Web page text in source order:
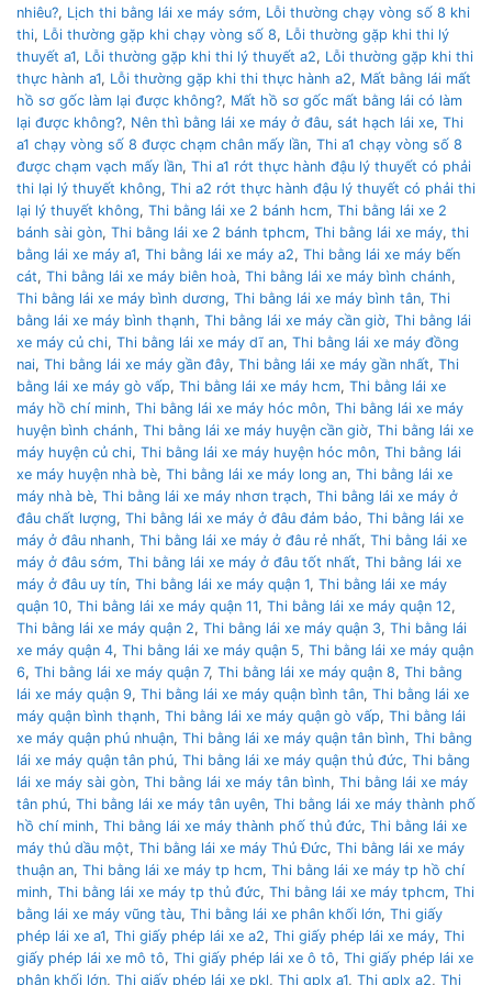
nhiêu?, Lịch thi bằng lái xe máy sớm, Lỗi thường chạy vòng số 8 khi
thi, Lỗi thường gặp khi chạy vòng số 8, Lỗi thường gặp khi thi lý
thuyết a1, Lỗi thường gặp khi thi lý thuyết a2, Lỗi thường gặp khi thi
thực hành a1, Lỗi thường gặp khi thi thực hành a2, Mất bằng lái mất
hồ sơ gốc làm lại được không?, Mất hồ sơ gốc mất bằng lái có làm
lại được không?, Nên thì bằng lái xe máy ở đâu, sát hạch lái xe, Thi
a1 chạy vòng số 8 được chạm chân mấy lần, Thi a1 chạy vòng số 8
được chạm vạch mấy lần, Thi a1 rớt thực hành đậu lý thuyết có phải
thi lại lý thuyết không, Thi a2 rớt thực hành đậu lý thuyết có phải thi
lại lý thuyết không, Thi bằng lái xe 2 bánh hcm, Thi bằng lái xe 2
bánh sài gòn, Thi bằng lái xe 2 bánh tphcm, Thi bằng lái xe máy, thi
bằng lái xe máy a1, Thi bằng lái xe máy a2, Thi bằng lái xe máy bến
cát, Thi bằng lái xe máy biên hoà, Thi bằng lái xe máy bình chánh,
Thi bằng lái xe máy bình dương, Thi bằng lái xe máy bình tân, Thi
bằng lái xe máy bình thạnh, Thi bằng lái xe máy cần giờ, Thi bằng lái
xe máy củ chi, Thi bằng lái xe máy dĩ an, Thi bằng lái xe máy đồng
nai, Thi bằng lái xe máy gần đây, Thi bằng lái xe máy gần nhất, Thi
bằng lái xe máy gò vấp, Thi bằng lái xe máy hcm, Thi bằng lái xe
máy hồ chí minh, Thi bằng lái xe máy hóc môn, Thi bằng lái xe máy
huyện bình chánh, Thi bằng lái xe máy huyện cần giờ, Thi bằng lái xe
máy huyện củ chi, Thi bằng lái xe máy huyện hóc môn, Thi bằng lái
xe máy huyện nhà bè, Thi bằng lái xe máy long an, Thi bằng lái xe
máy nhà bè, Thi bằng lái xe máy nhơn trạch, Thi bằng lái xe máy ở
đâu chất lượng, Thi bằng lái xe máy ở đâu đảm bảo, Thi bằng lái xe
máy ở đâu nhanh, Thi bằng lái xe máy ở đâu rẻ nhất, Thi bằng lái xe
máy ở đâu sớm, Thi bằng lái xe máy ở đâu tốt nhất, Thi bằng lái xe
máy ở đâu uy tín, Thi bằng lái xe máy quận 1, Thi bằng lái xe máy
quận 10, Thi bằng lái xe máy quận 11, Thi bằng lái xe máy quận 12,
Thi bằng lái xe máy quận 2, Thi bằng lái xe máy quận 3, Thi bằng lái
xe máy quận 4, Thi bằng lái xe máy quận 5, Thi bằng lái xe máy quận
6, Thi bằng lái xe máy quận 7, Thi bằng lái xe máy quận 8, Thi bằng
lái xe máy quận 9, Thi bằng lái xe máy quận bình tân, Thi bằng lái xe
máy quận bình thạnh, Thi bằng lái xe máy quận gò vấp, Thi bằng lái
xe máy quận phú nhuận, Thi bằng lái xe máy quận tân bình, Thi bằng
lái xe máy quận tân phú, Thi bằng lái xe máy quận thủ đức, Thi bằng
lái xe máy sài gòn, Thi bằng lái xe máy tân bình, Thi bằng lái xe máy
tân phú, Thi bằng lái xe máy tân uyên, Thi bằng lái xe máy thành phố
hồ chí minh, Thi bằng lái xe máy thành phố thủ đức, Thi bằng lái xe
máy thủ dầu một, Thi bằng lái xe máy Thủ Đức, Thi bằng lái xe máy
thuận an, Thi bằng lái xe máy tp hcm, Thi bằng lái xe máy tp hồ chí
minh, Thi bằng lái xe máy tp thủ đức, Thi bằng lái xe máy tphcm, Thi
bằng lái xe máy vũng tàu, Thi bằng lái xe phân khối lớn, Thi giấy
phép lái xe a1, Thi giấy phép lái xe a2, Thi giấy phép lái xe máy, Thi
giấy phép lái xe mô tô, Thi giấy phép lái xe ô tô, Thi giấy phép lái xe
phân khối lớn, Thi giấy phép lái xe pkl, Thi gplx a1, Thi gplx a2, Thi